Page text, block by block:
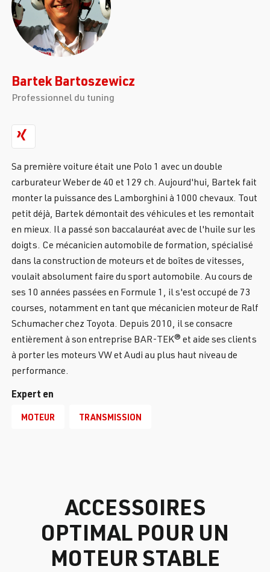
Bartek Bartoszewicz
Professionnel du tuning
Sa première voiture était une Polo 1 avec un double
carburateur Weber de 40 et 129 ch. Aujourd'hui, Bartek fait
monter la puissance des Lamborghini à 1000 chevaux. Tout
petit déjà, Bartek démontait des véhicules et les remontait
en mieux. Il a passé son baccalauréat avec de l'huile sur les
doigts. Ce mécanicien automobile de formation, spécialisé
dans la construction de moteurs et de boîtes de vitesses,
voulait absolument faire du sport automobile. Au cours de
ses 10 années passées en Formule 1, il s'est occupé de 73
courses, notamment en tant que mécanicien moteur de Ralf
Schumacher chez Toyota. Depuis 2010, il se consacre
entièrement à son entreprise BAR-TEK® et aide ses clients
à porter les moteurs VW et Audi au plus haut niveau de
performance.
Expert en
MOTEUR TRANSMISSION
ACCESSOIRES
OPTIMAL POUR UN
MOTEUR STABLE